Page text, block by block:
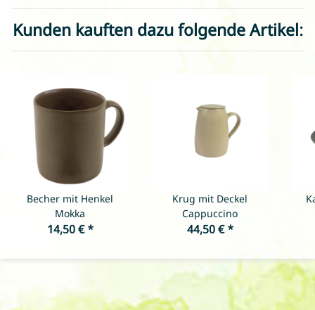
Kunden kauften dazu folgende Artikel:
Becher mit Henkel
Mokka
14,50 €*
Krug mit Deckel
Cappuccino
44,50 €*